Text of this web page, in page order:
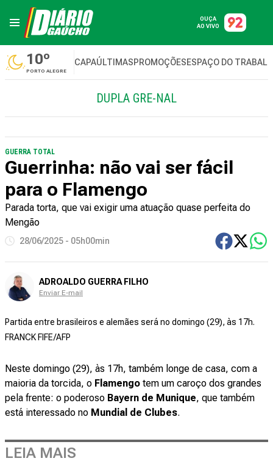
OUÇA
AO VIVO
10º
PORTO ALEGRE
CAPAÚLTIMASPROMOÇÕESESPAÇO DO
DUPLA GRE-NAL
GUERRA TOTAL
Guerrinha: não vai ser fácil
para o Flamengo
Parada torta, que vai exigir uma atuação quase perfeita do
Mengão
28/06/2025 - 05h00min
ADROALDO GUERRA FILHO
Enviar E-mail
Partida entre brasileiros e alemães será no domingo (29), às 17h.
FRANCK FIFE/AFP
Neste domingo (29), às 17h, também longe de casa, com a
maioria da torcida, o Flamengo tem um caroço dos grandes
pela frente: o poderoso Bayern de Munique, que também
está interessado no Mundial de Clubes.
LEIA MAIS